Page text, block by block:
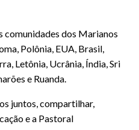
comunidades dos Marianos
Polônia, EUA, Brasil,
Letônia, Ucrânia, Índia, Sri
e Ruanda.
juntos, compartilhar,
e a Pastoral